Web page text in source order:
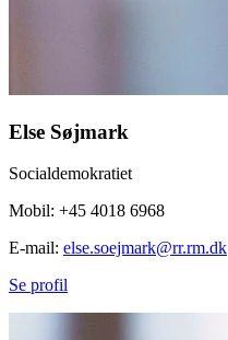
Else Søjmark
Socialdemokratiet
Mobil: +45 4018 6968
E-mail: else.soejmark@rr.rm.dk
Se profil